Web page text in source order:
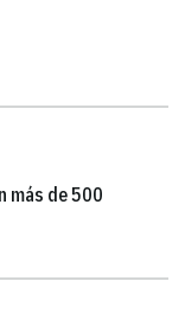
más de 500